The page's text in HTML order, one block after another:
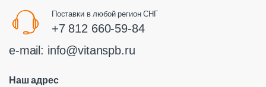
Поставки в любой регион СНГ
+7 812 660-59-84
e-mail: info@vitanspb.ru
Наш адрес